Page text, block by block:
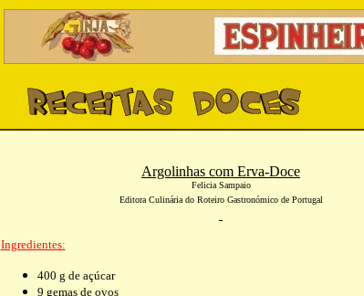
Argolinhas com Erva-Doce
Felicia Sampaio
Editora Culinária do Roteiro Gastronómico de Portugal
Ingredientes:
400 g de açúcar
9 gemas de ovos